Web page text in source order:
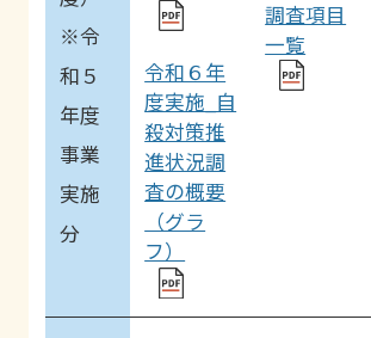
※令
和５
年度
事業
実施
分
令和６年
度実施_自
殺対策推
進状況調
査の概要
（グラ
フ）
調査項目
一覧